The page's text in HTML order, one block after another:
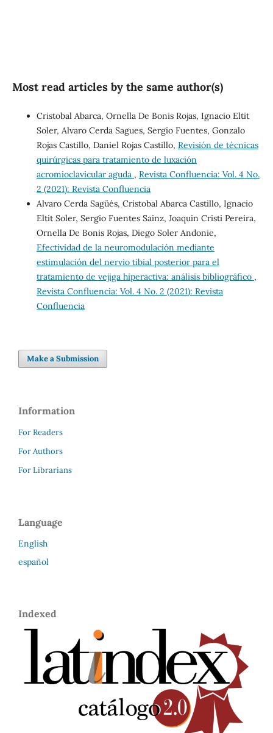
Most read articles by the same author(s)
Cristobal Abarca, Ornella De Bonis Rojas, Ignacio Eltit
Soler, Alvaro Cerda Sagues, Sergio Fuentes, Gonzalo
Rojas Castillo, Daniel Rojas Castillo, Revisión de técnicas
quirúrgicas para tratamiento de luxación
acromioclavicular aguda , Revista Confluencia: Vol. 4 No.
2 (2021): Revista Confluencia
Alvaro Cerda Sagüés, Cristobal Abarca Castillo, Ignacio
Eltit Soler, Sergio Fuentes Sainz, Joaquin Cristi Pereira,
Ornella De Bonis Rojas, Diego Soler Andonie,
Efectividad de la neuromodulación mediante
estimulación del nervio tibial posterior para el
tratamiento de vejiga hiperactiva: análisis bibliográfico ,
Revista Confluencia: Vol. 4 No. 2 (2021): Revista
Confluencia
Make a Submission
Information
For Readers
For Authors
For Librarians
Language
English
español
Indexed